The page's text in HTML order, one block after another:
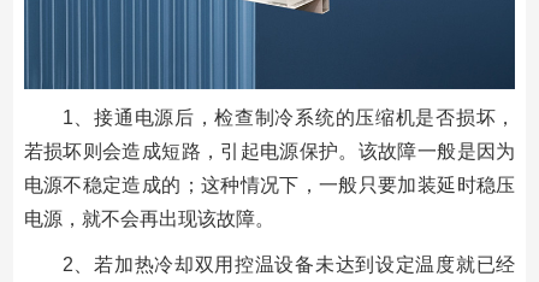
1、接通电源后，检查制冷系统的压缩机是否损坏，
若损坏则会造成短路，引起电源保护。该故障一般是因为
电源不稳定造成的；这种情况下，一般只要加装延时稳压
电源，就不会再出现该故障。
2、若加热冷却双用控温设备未达到设定温度就已经